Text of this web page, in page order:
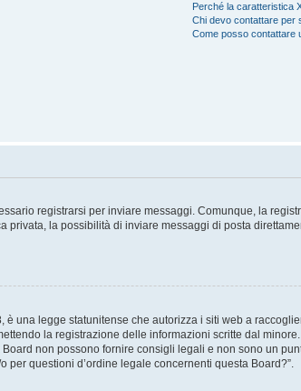
Perché la caratteristica
Chi devo contattare per
Come posso contattare
registrarsi per inviare messaggi. Comunque, la
privata, la possibilità di inviare messaggi di posta
una legge statunitense che autorizza i siti web a
la registrazione delle informazioni scritte dal
non possono fornire consigli legali e non sono un
questioni d’ordine legale concernenti questa Board?”.